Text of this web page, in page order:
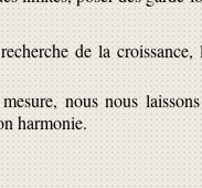
de la
nous nous
harmonie.